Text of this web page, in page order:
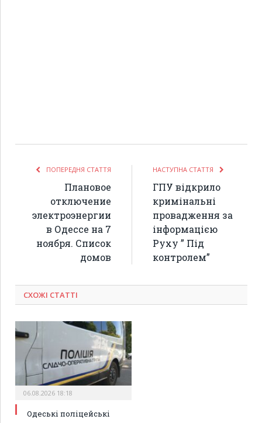
ПОПЕРЕДНЯ СТАТТЯ
Плановое
отключение
электроэнергии
в Одессе на 7
ноября. Список
домов
НАСТУПНА СТАТТЯ
ГПУ відкрило
кримінальні
провадження за
інформацією
Руху ” Під
контролем”
СХОЖІ СТАТТІ
06.08.2026 18:18
Одеські поліцейські